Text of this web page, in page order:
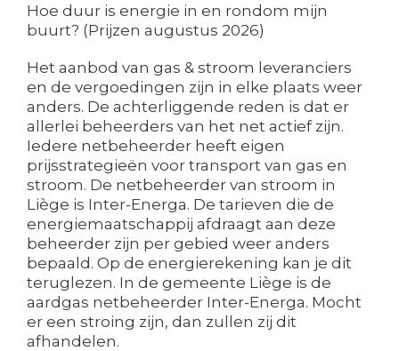
Hoe duur is energie in en rondom mijn
buurt? (Prijzen augustus 2026)
Het aanbod van gas & stroom leveranciers
en de vergoedingen zijn in elke plaats weer
anders. De achterliggende reden is dat er
allerlei beheerders van het net actief zijn.
Iedere netbeheerder heeft eigen
prijsstrategieën voor transport van gas en
stroom. De netbeheerder van stroom in
Liège is Inter-Energa. De tarieven die de
energiemaatschappij afdraagt aan deze
beheerder zijn per gebied weer anders
bepaald. Op de energierekening kan je dit
teruglezen. In de gemeente Liège is de
aardgas netbeheerder Inter-Energa. Mocht
er een stroing zijn, dan zullen zij dit
afhandelen.